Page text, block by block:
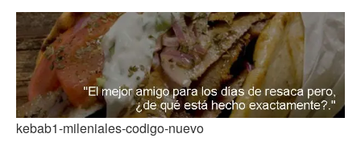
kebab1-mileniales-codigo-nuevo